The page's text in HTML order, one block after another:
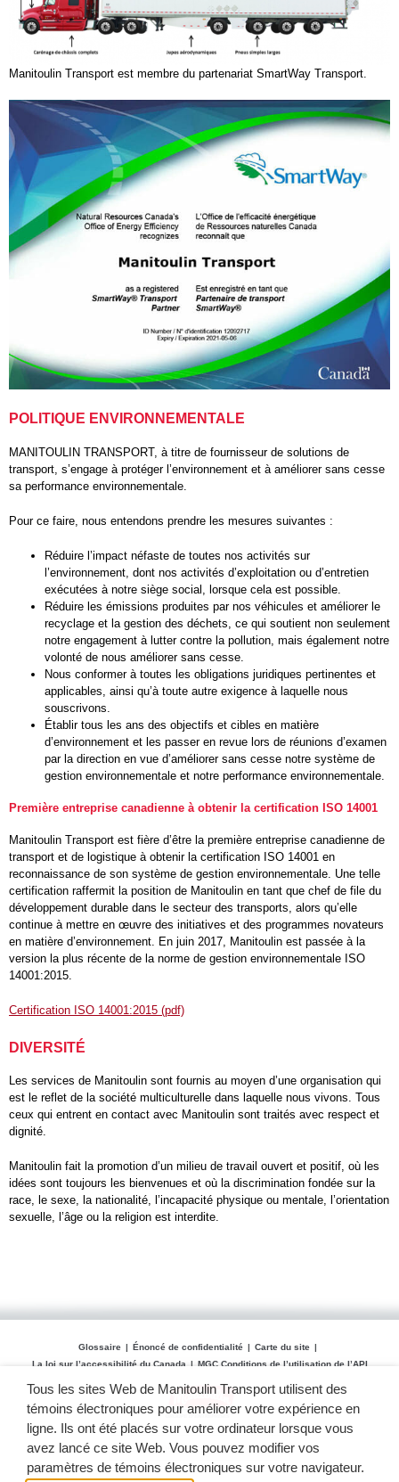
Manitoulin Transport est membre du partenariat SmartWay Transport.
POLITIQUE ENVIRONNEMENTALE
MANITOULIN TRANSPORT, à titre de fournisseur de solutions de
transport, s’engage à protéger l’environnement et à améliorer sans cesse
sa performance environnementale.
Pour ce faire, nous entendons prendre les mesures suivantes :
Réduire l’impact néfaste de toutes nos activités sur
l’environnement, dont nos activités d’exploitation ou d’entretien
exécutées à notre siège social, lorsque cela est possible.
Réduire les émissions produites par nos véhicules et améliorer le
recyclage et la gestion des déchets, ce qui soutient non seulement
notre engagement à lutter contre la pollution, mais également notre
volonté de nous améliorer sans cesse.
Nous conformer à toutes les obligations juridiques pertinentes et
applicables, ainsi qu’à toute autre exigence à laquelle nous
souscrivons.
Établir tous les ans des objectifs et cibles en matière
d’environnement et les passer en revue lors de réunions d’examen
par la direction en vue d’améliorer sans cesse notre système de
gestion environnementale et notre performance environnementale.
Première entreprise canadienne à obtenir la certification ISO 14001
Manitoulin Transport est fière d’être la première entreprise canadienne de
transport et de logistique à obtenir la certification ISO 14001 en
reconnaissance de son système de gestion environnementale. Une telle
certification raffermit la position de Manitoulin en tant que chef de file du
développement durable dans le secteur des transports, alors qu’elle
continue à mettre en œuvre des initiatives et des programmes novateurs
en matière d’environnement. En juin 2017, Manitoulin est passée à la
version la plus récente de la norme de gestion environnementale ISO
14001:2015.
Certification ISO 14001:2015 (pdf)
DIVERSITÉ
Les services de Manitoulin sont fournis au moyen d’une organisation qui
est le reflet de la société multiculturelle dans laquelle nous vivons. Tous
ceux qui entrent en contact avec Manitoulin sont traités avec respect et
dignité.
Manitoulin fait la promotion d’un milieu de travail ouvert et positif, où les
idées sont toujours les bienvenues et où la discrimination fondée sur la
race, le sexe, la nationalité, l’incapacité physique ou mentale, l’orientation
sexuelle, l’âge ou la religion est interdite.
Glossaire Énoncé de confidentialité
Carte du site
La loi sur l’accessibilité du Canada
MGC Conditions de l’utilisation de l’API
Tous les sites Web de Manitoulin Transport utilisent des
témoins électroniques pour améliorer votre expérience en
ligne. Ils ont été placés sur votre ordinateur lorsque vous
avez lancé ce site Web. Vous pouvez modifier vos
paramètres de témoins électroniques sur votre navigateur.